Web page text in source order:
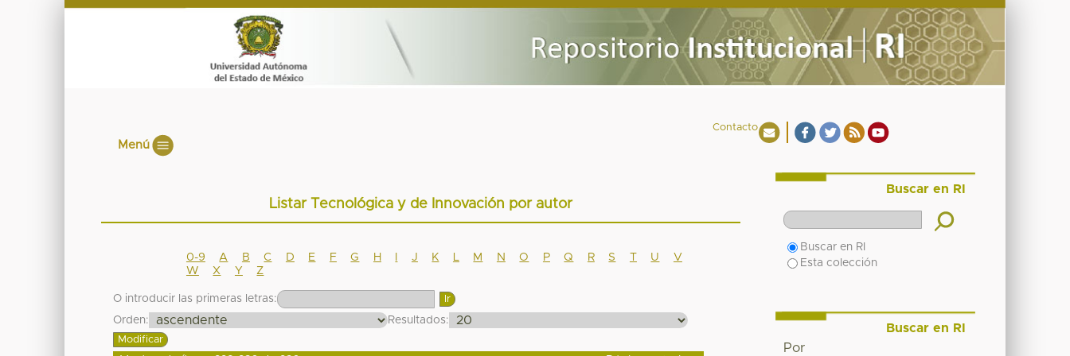
Contacto
Menú
Listar Tecnológica y de Innovación por autor
0-9 A B C D E F G H J K M N O P Q R S T U
V
W
X Y Z
O introducir las primeras letras:
Orden:
Resultados:
Buscar en RI
Buscar en RI
Esta colección
Buscar en RI
Por